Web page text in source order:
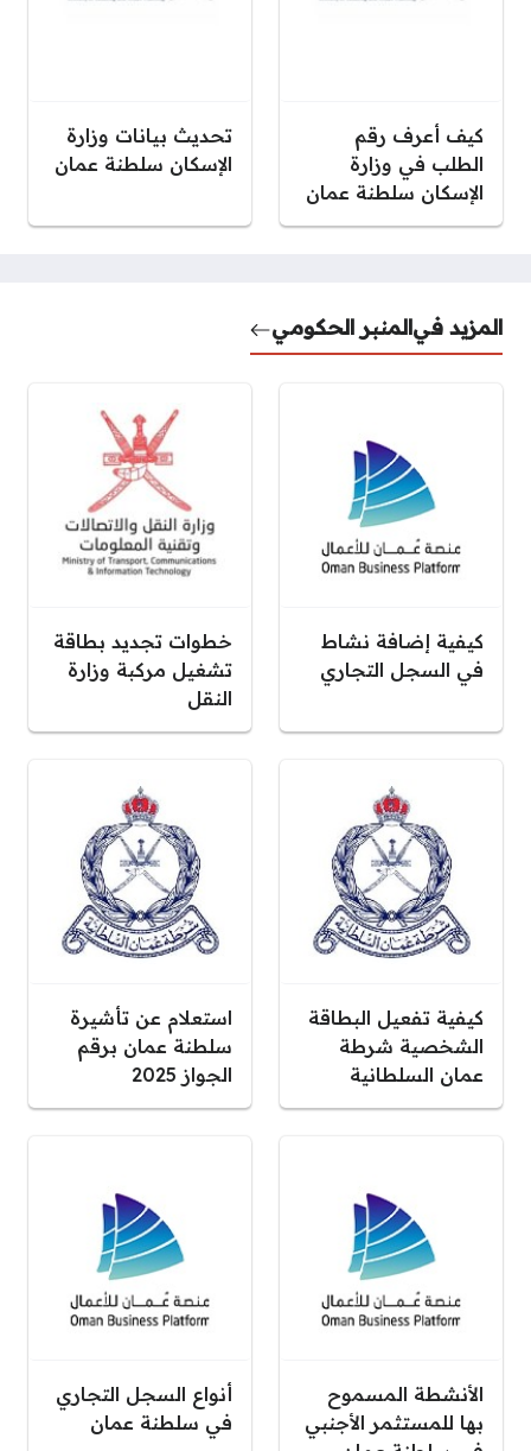
كيف أعرف رقم
الطلب في وزارة
الإسكان سلطنة عمان
تحديث بيانات وزارة
الإسكان سلطنة عمان
المزيد فيالمنبر الحكومي
كيفية إضافة نشاط
في السجل التجاري
خطوات تجديد بطاقة
تشغيل مركبة وزارة
النقل
كيفية تفعيل البطاقة
الشخصية شرطة
عمان السلطانية
استعلام عن تأشيرة
سلطنة عمان برقم
الجواز 2025
الأنشطة المسموح
بها للمستثمر الأجنبي
أنواع السجل التجاري
في سلطنة عمان